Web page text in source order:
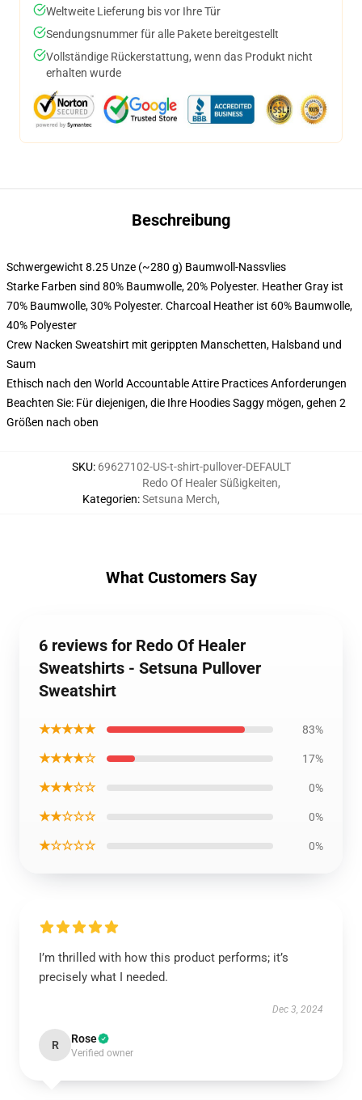
Weltweite Lieferung bis vor Ihre Tür
Sendungsnummer für alle Pakete bereitgestellt
Vollständige Rückerstattung, wenn das Produkt nicht
erhalten wurde
Beschreibung
Schwergewicht 8.25 Unze (~280 g) Baumwoll-Nassvlies
Starke Farben sind 80% Baumwolle, 20% Polyester. Heather Gray ist
70% Baumwolle, 30% Polyester. Charcoal Heather ist 60% Baumwolle,
40% Polyester
Crew Nacken Sweatshirt mit gerippten Manschetten, Halsband und
Saum
Ethisch nach den World Accountable Attire Practices Anforderungen
Beachten Sie: Für diejenigen, die Ihre Hoodies Saggy mögen, gehen 2
Größen nach oben
SKU: 69627102-US-t-shirt-pullover-DEFAULT
Kategorien:
Redo Of Healer Süßigkeiten,
Setsuna Merch,
What Customers Say
6 reviews for Redo Of Healer
Sweatshirts - Setsuna Pullover
Sweatshirt
★★★★★ 83%
★★★★☆ 17%
★★★☆☆ 0%
★★☆☆☆ 0%
★☆☆☆☆ 0%
I’m thrilled with how this product performs; it’s
precisely what I needed.
Dec 3, 2024
R Rose
Verified owner